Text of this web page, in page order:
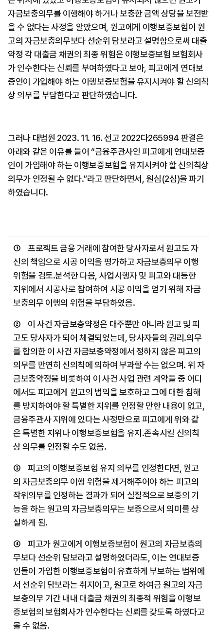
자금보충의무를 이행해야 하거나 보충한 금액 상당을 보전받
을 수 없다는 사정을 알았으며, 원고에게 이행보증보험이 원
고의 자금보충의무보다 선순위 담보라고 설명함으로써 대출
약정 각 대출금 채권의 최종 위험은 이행보증보험 보험회사
가 인수한다는 신뢰를 부여하였다고 보아, 피고에게 연대보
증인이 가입해야 하는 이행보증보험을 유지시켜야 할 신의칙
상 의무를 부담한다고 판단하였습니다.
그러나 대법원 2023. 11. 16. 선고 2022다265994 판결은
아래와 같은 이유를 들어 “금융주관사인 피고에게 연대보증
인이 가입해야 하는 이행보증보험을 유지시켜야 할 신의칙상
의무가 인정될 수 없다.”라고 판단하면서, 원심(2심)을 파기
하였습니다.
①    프로젝트 금융 거래에 참여한 당사자로서 원고도 자
신의 책임으로 시공 이익을 평가하고 자금보충의무 이행
위험을 검토․분석한 다음, 사업시행자 및 피고와 대등한
지위에서 시공사로 참여하여 시공 이익을 얻기 위해 자금
보충의무 이행의 위험을 부담하였음.
②    이 사건 자금보충약정은 대주뿐만 아니라 원고 및 피
고도 당사자가 되어 체결되었는데, 당사자들의 권리․의무
를 합의한 이 사건 자금보충약정에서 정하지 않은 피고의
의무를 만연히 신의칙에 의하여 부과할 수는 없으며. 위 자
금보충약정을 비롯하여 이 사건 사업 관련 계약들 중 어디
에서도 피고에게 원고의 법익을 보호하고 그에 대한 침해
를 방지하여야 할 특별한 지위를 인정할 만한 내용이 없고,
금융주관사 지위에 있다는 사정만으로 피고에게 위와 같
은 특별한 지위나 이행보증보험을 유지․존속시킬 신의칙
상 의무를 인정할 수도 없음.
③    피고의 이행보증보험 유지 의무를 인정한다면, 원고
의 자금보충의무 이행 위험을 제거해주어야 하는 피고의
작위의무를 인정하는 결과가 되어 실질적으로 보증의 기
능을 하는 원고의 자금보충의무는 보증으로서 의미를 상
실하게 됨.
④    피고가 원고에게 이행보증보험이 원고의 자금보충의
무보다 선순위 담보라고 설명하였더라도, 이는 연대보증
인들이 가입한 이행보증보험이 유효하게 부보하는 범위에
서 선순위 담보라는 취지이고, 원고로 하여금 원고의 자금
보충의무 기간 내내 대출금 채권의 최종적 위험을 이행보
증보험의 보험회사가 인수한다는 신뢰를 갖도록 하였다고
볼 수 없음.